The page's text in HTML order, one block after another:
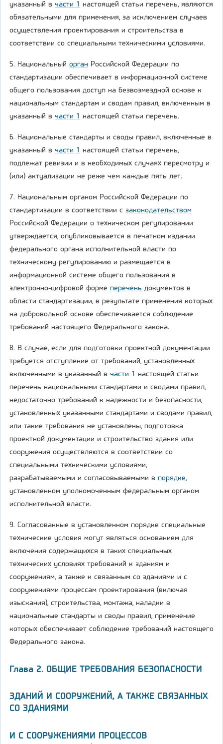
указанный в части 1 настоящей статьи перечень, являются
обязательными для применения, за исключением случаев
осуществления проектирования и строительства в
соответствии со специальными техническими условиями.
5. Национальный орган Российской Федерации по
стандартизации обеспечивает в информационной системе
общего пользования доступ на безвозмездной основе к
национальным стандартам и сводам правил, включенным в
указанный в части 1 настоящей статьи перечень.
6. Национальные стандарты и своды правил, включенные в
указанный в части 1 настоящей статьи перечень,
подлежат ревизии и в необходимых случаях пересмотру и
(или) актуализации не реже чем каждые пять лет.
7. Национальным органом Российской Федерации по
стандартизации в соответствии с законодательством
Российской Федерации о техническом регулировании
утверждается, опубликовывается в печатном издании
федерального органа исполнительной власти по
техническому регулированию и размещается в
информационной системе общего пользования в
электронно-цифровой форме перечень документов в
области стандартизации, в результате применения которых
на добровольной основе обеспечивается соблюдение
требований настоящего Федерального закона.
8. В случае, если для подготовки проектной документации
требуется отступление от требований, установленных
включенными в указанный в части 1 настоящей статьи
перечень национальными стандартами и сводами правил,
недостаточно требований к надежности и безопасности,
установленных указанными стандартами и сводами правил,
или такие требования не установлены, подготовка
проектной документации и строительство здания или
сооружения осуществляются в соответствии со
специальными техническими условиями,
разрабатываемыми и согласовываемыми в порядке,
установленном уполномоченным федеральным органом
исполнительной власти.
9. Согласованные в установленном порядке специальные
технические условия могут являться основанием для
включения содержащихся в таких специальных
технических условиях требований к зданиям и
сооружениям, а также к связанным со зданиями и с
сооружениями процессам проектирования (включая
изыскания), строительства, монтажа, наладки в
национальные стандарты и своды правил, применение
которых обеспечивает соблюдение требований настоящего
Федерального закона.
Глава 2. ОБЩИЕ ТРЕБОВАНИЯ БЕЗОПАСНОСТИ
ЗДАНИЙ И СООРУЖЕНИЙ, А ТАКЖЕ СВЯЗАННЫХ
СО ЗДАНИЯМИ
И С СООРУЖЕНИЯМИ ПРОЦЕССОВ